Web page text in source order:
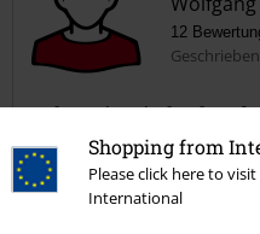
Shopping from
Please click here to
International
Kommentar jetzt abschicken!
12
Jederzeit wieder
0815 Shirt für den täglichen
und günstig wars obendrein